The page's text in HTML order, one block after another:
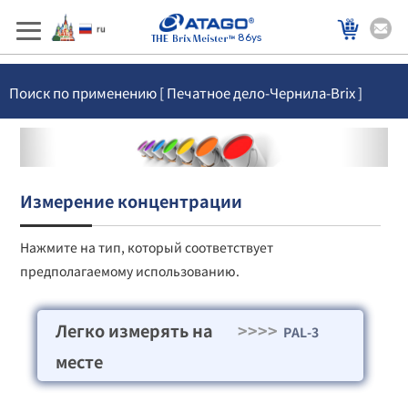
86ys
Поиск по применению [ Печатное дело-Чернила-Brix ]
Измерение концентрации
Нажмите на тип, который соответствует
предполагаемому использованию.
Легко измерять на
месте
>>>> PAL-3